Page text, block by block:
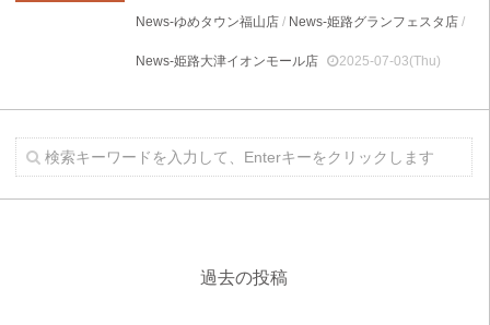
News-ゆめタウン福山店 / News-姫路グランフェスタ店 /
News-姫路大津イオンモール店 2025-07-03(Thu)
過去の投稿